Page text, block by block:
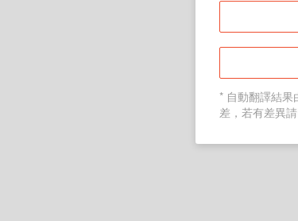
* 自動翻譯結果
差，若有差異請